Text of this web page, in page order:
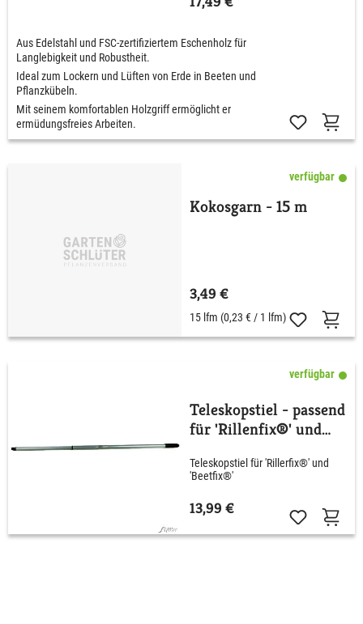
Aus Edelstahl und FSC-zertifiziertem Eschenholz für
Langlebigkeit und Robustheit.
Ideal zum Lockern und Lüften von Erde in Beeten und
Pflanzkübeln.
Mit seinem komfortablen Holzgriff ermöglicht er
ermüdungsfreies Arbeiten.
verfügbar
Kokosgarn - 15 m
3,49 €
15 lfm (0,23 € / 1 lfm)
verfügbar
Teleskopstiel - passend
für 'Rillenfix®' und
Teleskopstiel für 'Rillerfix®' und
'Beetfix®'
13,99 €